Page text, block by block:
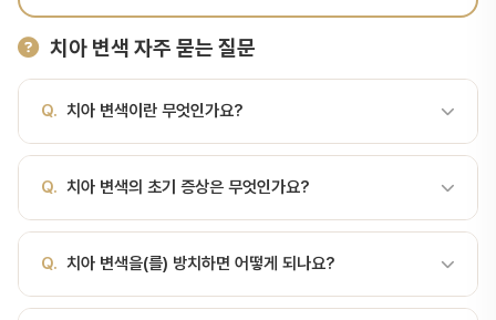
치아 변색 자주 묻는 질문
Q. 치아 변색이란 무엇인가요?
따라 크게 두 가지로 나뉩니다:1. 외인성 변색 (Extrinsic)치아 표면에
색소가 침착되어 발생. 미백 시술로 효과적으로 개선 가능합니다.음식
·음료: 커피, 홍차, 와인, 카레, 베리류, 콜라흡연: 니코틴·타르가 법랑
케일링으로 제거약물: 철분제(어린이 시럽), 일부 항생제2. 내인성 변
Q. 치아 변색의 초기 증상은 무엇인가요?
있습니다. 치아 색이 변하는 현상 초기에 발견하면 간단한 치료로 해
결할 수 있으므로 증상이 의심되면 빨리 내원하시는 것이 좋습니다.
Q. 치아 변색을(를) 방치하면 어떻게 되나요?